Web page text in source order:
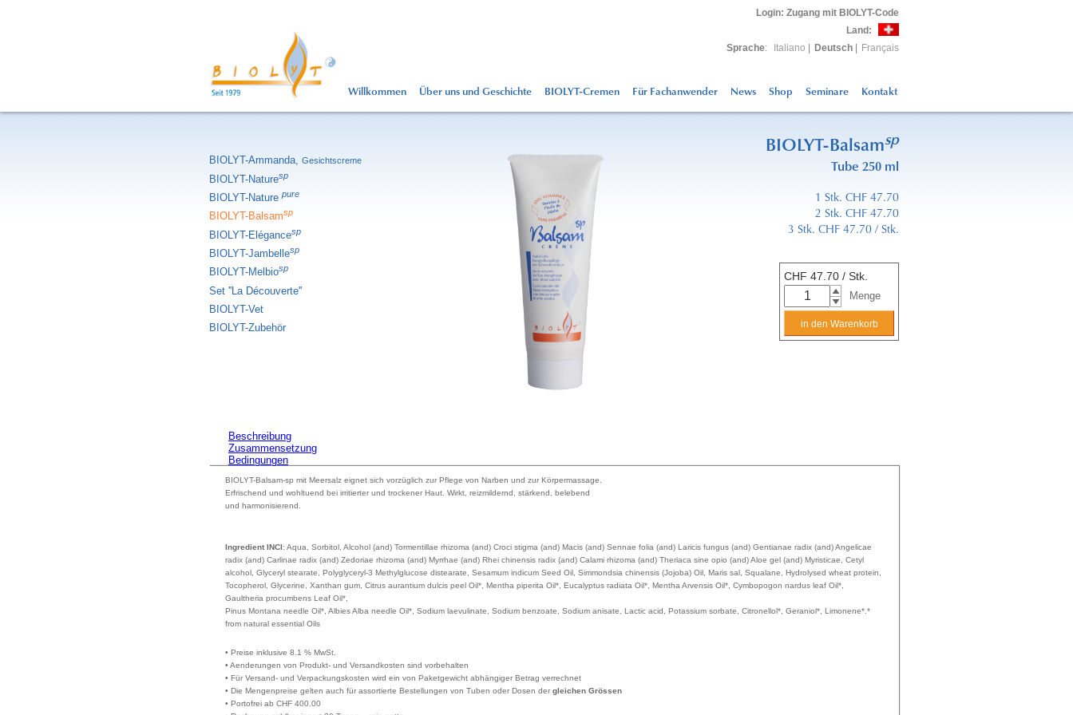
Login: Zugang mit BIOLYT-Code
Land:
Sprache: Italiano Deutsch Français
Willkommen Über uns und Geschichte BIOLYT-Cremen Für Fachanwender News Shop Seminare Kontakt
BIOLYT-Ammanda, Gesichtscreme
BIOLYT-Naturesp
BIOLYT-Naturepure
BIOLYT-Balsamsp
BIOLYT-Elégancesp
BIOLYT-Jambellesp
BIOLYT-Melbiosp
Set ''La Découverte''
BIOLYT-Vet
BIOLYT-Zubehör
BIOLYT-Balsamsp
Tube 250 ml
1 Stk. CHF 47.70
2 Stk. CHF 47.70
3 Stk. CHF 47.70 / Stk.
CHF 47.70 / Stk.
Menge
Beschreibung
Zusammensetzung
Bedingungen
BIOLYT-Balsam-sp mit Meersalz eignet sich vorzüglich zur Pflege von Narben und zur Körpermassage.
Erfrischend und wohltuend bei irritierter und trockener Haut. Wirkt, reizmildernd, stärkend, belebend
und harmonisierend.
Ingredient INCI: Aqua, Sorbitol, Alcohol (and) Tormentillae rhizoma (and) Croci stigma (and) Macis (and) Sennae folia (and) Laricis fungus (and) Gentianae radix (and) Angelicae
radix (and) Carlinae radix (and) Zedoriae rhizoma (and) Myrrhae (and) Rhei chinensis radix (and) Calami rhizoma (and) Theriaca sine opio (and) Aloe gel (and) Myristicae, Cetyl
alcohol, Glyceryl stearate, Polyglyceryl-3 Methylglucose distearate, Sesamum indicum Seed Oil, Simmondsia chinensis (Jojoba) Oil, Maris sal, Squalane, Hydrolysed wheat protein,
Tocopherol, Glycerine, Xanthan gum, Citrus aurantium dulcis peel Oil*, Mentha piperita Oil*, Eucalyptus radiata Oil*, Mentha Arvensis Oil*, Cymbopogon nardus leaf Oil*,
Gaultheria procumbens Leaf Oil*,
Pinus Montana needle Oil*, Albies Alba needle Oil*, Sodium laevulinate, Sodium benzoate, Sodium anisate, Lactic acid, Potassium sorbate, Citronellol*, Geraniol*, Limonene*.*
from natural essential Oils
• Preise inklusive 8.1 % MwSt.
• Aenderungen von Produkt- und Versandkosten sind vorbehalten
• Für Versand- und Verpackungskosten wird ein von Paketgewicht abhängiger Betrag verrechnet
• Die Mengenpreise gelten auch für assortierte Bestellungen von Tuben oder Dosen der gleichen Grössen
• Portofrei ab CHF 400.00